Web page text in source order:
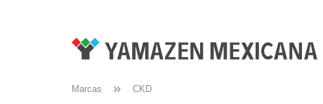
Marcas CKD